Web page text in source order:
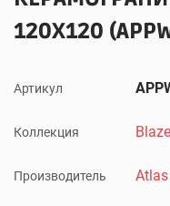
120X120
Артикул
Коллекция Blaze
Производитель